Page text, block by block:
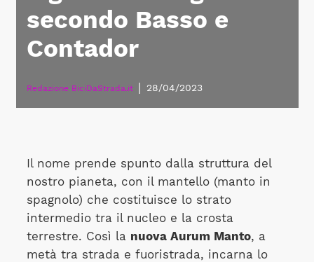
secondo Basso e
Contador
Redazione BiciDaStrada.it 28/04/2023
Il nome prende spunto dalla struttura del
nostro pianeta, con il mantello (manto in
spagnolo) che costituisce lo strato
intermedio tra il nucleo e la crosta
terrestre. Così la nuova Aurum Manto, a
metà tra strada e fuoristrada, incarna lo